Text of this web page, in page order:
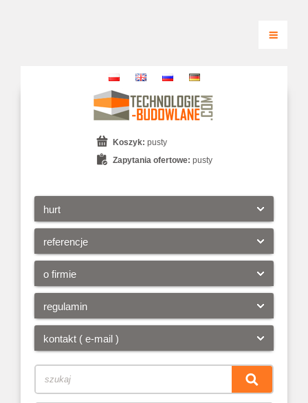
hurt
referencje
o firmie
regulamin
kontakt ( e-mail )
Koszyk: pusty
Zapytania ofertowe: pusty